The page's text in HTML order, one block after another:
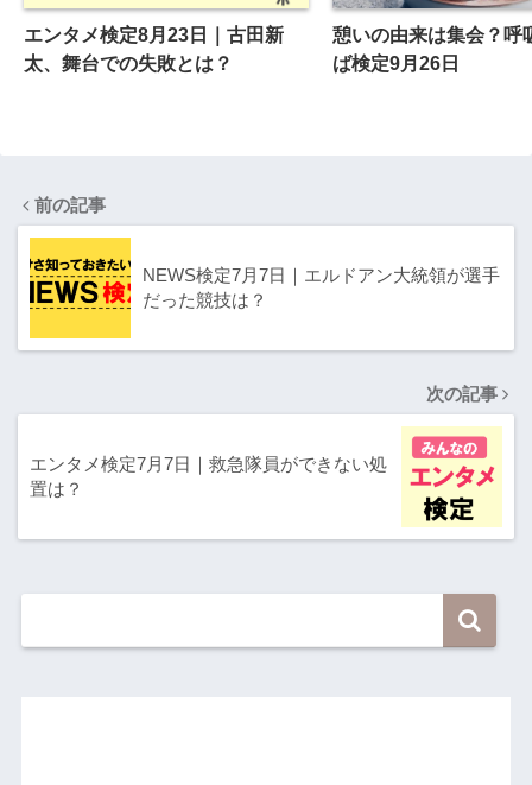
エンタメ検定8月23日｜古田新
太、舞台での失敗とは？
憩いの由来は集会？呼
ば検定9月26日
前の記事
NEWS検定7月7日｜エルドアン大統領が選手
だった競技は？
次の記事
エンタメ検定7月7日｜救急隊員ができない処
置は？